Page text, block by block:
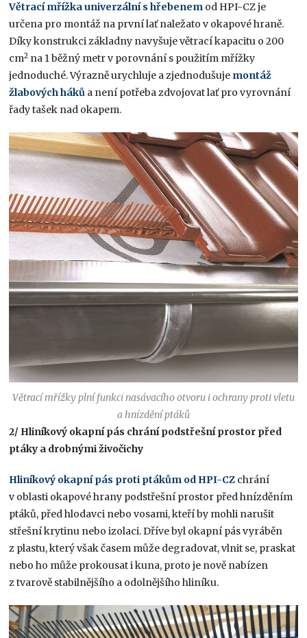
Větrací mřížka univerzální s hřebenem od HPI-CZ je
určena pro montáž na první lať naležato v okapové hraně.
Díky konstrukci základny navyšuje větrací kapacitu o 200
cm2 na 1 běžný metr v porovnání s použitím mřížky
jednoduché. Výrazně urychluje a zjednodušuje montáž
žlabových háků a není potřeba zdvojovat lať pro vyrovnání
řady tašek nad okapem.
Větrací mřížky plní funkci nasávacího otvoru i ochrany proti vletu
a hnízdění ptáků
2/ Hliníkový okapní pás chrání podstřešní prostor před
ptáky a drobnými živočichy
Hliníkový okapní pás proti ptákům od HPI-CZ chrání
v oblasti okapové hrany podstřešní prostor před hnízděním
ptáků, před hlodavci nebo vosami, kteří by mohli narušit
střešní krytinu nebo izolaci. Dříve byl okapní pás vyráběn
z plastu, který však časem může degradovat, vlnit se, praskat
nebo ho může prokousat i kuna, proto je nově nabízen
z tvarově stabilnějšího a odolnějšího hliníku.